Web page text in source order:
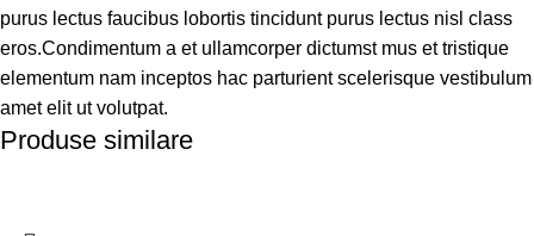
purus lectus faucibus lobortis tincidunt purus lectus nisl class
eros.Condimentum a et ullamcorper dictumst mus et tristique
elementum nam inceptos hac parturient scelerisque vestibulum
amet elit ut volutpat.
Produse similare